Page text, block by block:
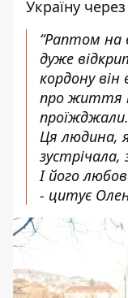
Україну
“Раптом на
дуже
кордону
про життя
Ця людина,
зустрічала,
І його
- цитує